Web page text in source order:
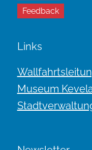
Feedback
Links
Museum